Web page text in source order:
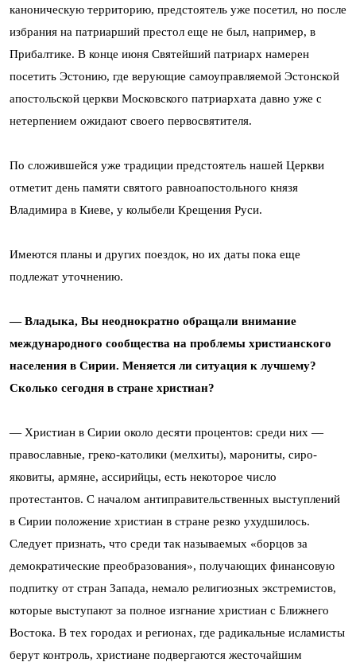
каноническую территорию, предстоятель уже посетил, но после
избрания на патриарший престол еще не был, например, в
Прибалтике. В конце июня Святейший патриарх намерен
посетить Эстонию, где верующие самоуправляемой Эстонской
апостольской церкви Московского патриархата давно уже с
нетерпением ожидают своего первосвятителя.
По сложившейся уже традиции предстоятель нашей Церкви
отметит день памяти святого равноапостольного князя
Владимира в Киеве, у колыбели Крещения Руси.
Имеются планы и других поездок, но их даты пока еще
подлежат уточнению.
— Владыка, Вы неоднократно обращали внимание
международного сообщества на проблемы христианского
населения в Сирии. Меняется ли ситуация к лучшему?
Сколько сегодня в стране христиан?
— Христиан в Сирии около десяти процентов: среди них —
православные, греко-католики (мелхиты), марониты, сиро-
яковиты, армяне, ассирийцы, есть некоторое число
протестантов. С началом антиправительственных выступлений
в Сирии положение христиан в стране резко ухудшилось.
Следует признать, что среди так называемых «борцов за
демократические преобразования», получающих финансовую
подпитку от стран Запада, немало религиозных экстремистов,
которые выступают за полное изгнание христиан с Ближнего
Востока. В тех городах и регионах, где радикальные исламисты
берут контроль, христиане подвергаются жесточайшим